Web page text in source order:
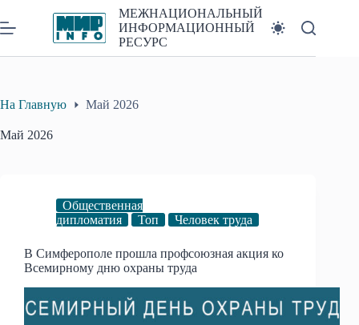
к
сути
МЕЖНАЦИОНАЛЬНЫЙ
ИНФОРМАЦИОННЫЙ
РЕСУРС
На Главную Май 2026
Май 2026
Общественная
дипломатия
Топ Человек труда
В Симферополе прошла профсоюзная акция ко
Всемирному дню охраны труда